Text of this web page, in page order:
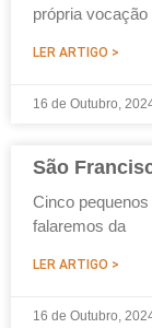
própria
LER ARTIGO >
16 de Outubro,
São
Cinco
falaremos da
LER ARTIGO >
16 de Outubro,